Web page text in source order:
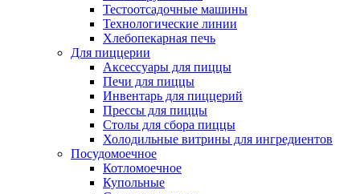
Тестоотсадочные машины
Технологические линии
Хлебопекарная печь
Для пиццерии
Аксессуары для пиццы
Печи для пиццы
Инвентарь для пиццерий
Прессы для пиццы
Столы для сбора пиццы
Холодильные витрины для ингредиентов
Посудомоечное
Котломоечное
Купольные